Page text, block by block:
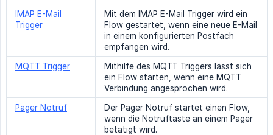
IMAP E-Mail
Trigger
Mit dem IMAP E-Mail Trigger wird ein
Flow gestartet, wenn eine neue E-Mail
in einem konfigurierten Postfach
empfangen wird.
MQTT Trigger
Mithilfe des MQTT Triggers lässt sich
ein Flow starten, wenn eine MQTT
Verbindung angesprochen wird.
Pager Notruf
Der Pager Notruf startet einen Flow,
wenn die Notruftaste an einem Pager
betätigt wird.